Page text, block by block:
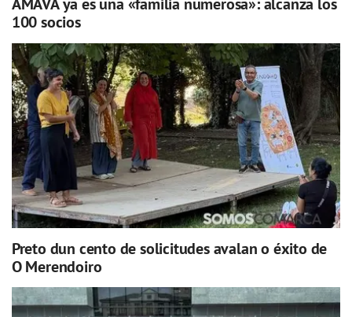
100 socios
Preto dun cento de solicitudes avalan o éxito de
O Merendoiro